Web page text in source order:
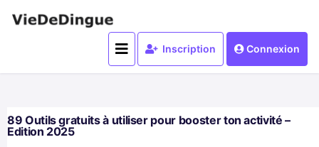
Inscription Connexion
89 Outils gratuits à utiliser pour booster ton activité –
Edition 2025